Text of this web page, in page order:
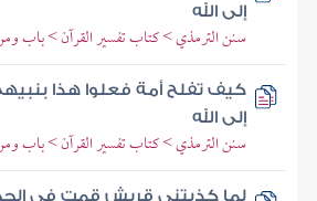
إلى الله
سنن الترمذي > كتاب تفسير القرآن > باب
كيف تفلح أمة فعلوا هذا
إلى الله
سنن الترمذي > كتاب تفسير القرآن > باب
لما كذبتني قريش قمت في